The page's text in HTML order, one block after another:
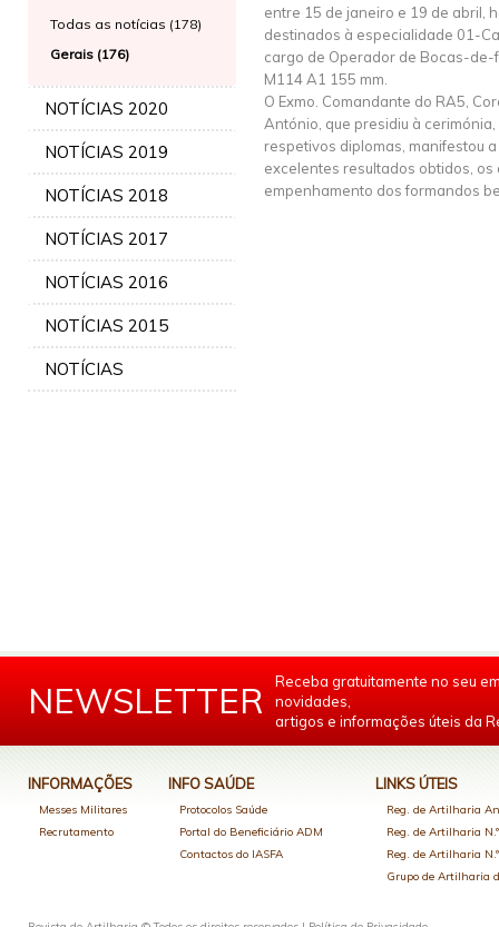
Todas as notícias (178)
Gerais (176)
NOTÍCIAS 2020
NOTÍCIAS 2019
NOTÍCIAS 2018
NOTÍCIAS 2017
NOTÍCIAS 2016
NOTÍCIAS 2015
NOTÍCIAS
entre 15 de janeiro e 19 de abril,
destinados à especialidade 01-
cargo de Operador de Bocas-
M114 A1 155 mm.
O Exmo. Comandante do RA5,
António, que presidiu à
respetivos diplomas, manifestou
excelentes resultados obtidos, os
empenhamento dos formandos
NEWSLETTER
Receba gratuitamente no seu
novidades,
artigos e informações úteis da
INFORMAÇÕES
Messes Militares
Recrutamento
INFO SAÚDE
Protocolos Saúde
Portal do Beneficiário ADM
Contactos do IASFA
LINKS ÚTEIS
Reg. de Artilharia
Reg. de Artilharia
Reg. de Artilharia
Grupo de Artilharia